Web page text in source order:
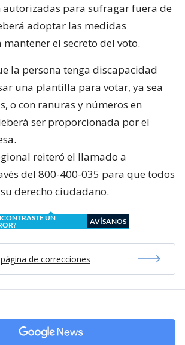
autorizadas para sufragar fuera de
adoptar las medidas
mantener el secreto del voto.
la persona tenga discapacidad
una plantilla para votar, ya sea
o con ranuras y números en
ser proporcionada por el
reiteró el llamado a
del 800-400-035 para que todos
derecho ciudadano.
UN
AVÍSANOS
de correcciones